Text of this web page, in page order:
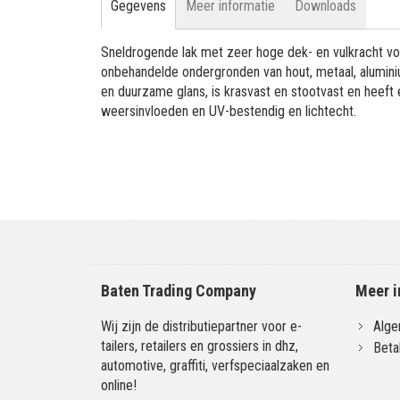
Gegevens
Sneldrogende lak met zeer hoge dek- en vulkracht
onbehandelde ondergronden van hout, metaal,
en duurzame glans, is krasvast en stootvast en
weersinvloeden en UV-bestendig en lichtecht.
Meer informatie Downloads
Baten Trading Company
Wij zijn de distributiepartner voor e-
tailers, retailers en grossiers in dhz,
automotive, graffiti, verfspeciaalzaken en
online!
Meer